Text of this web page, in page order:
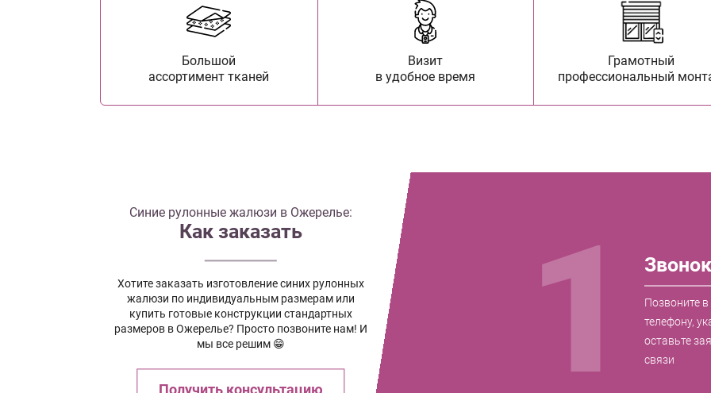
Большой
ассортимент тканей
Визит
в удобное время
Грамотный
профессиональный
Синие рулонные жалюзи в Ожерелье:
Как заказать
Хотите заказать изготовление синих рулонных
жалюзи по индивидуальным размерам или
купить готовые конструкции стандартных
размеров в Ожерелье? Просто позвоните нам! И
мы все решим 😁
1 Звонок
Позвоните
телефону,
оставьте
связи